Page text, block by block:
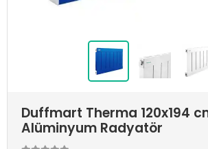
Duffmart Therma 120x194
Alüminyum Radyatör